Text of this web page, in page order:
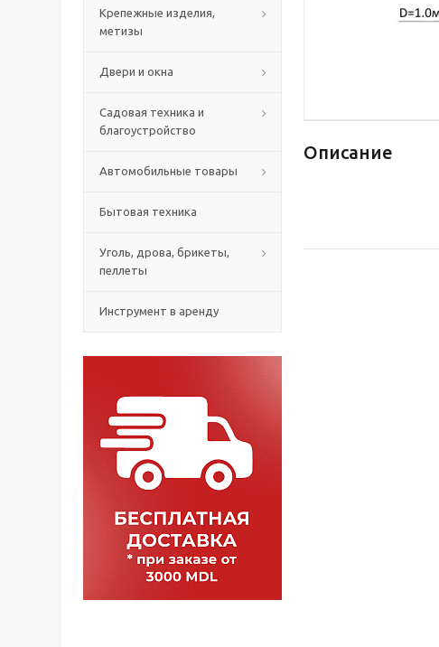
Крепежные изделия,
метизы
Двери и окна
Садовая техника и
благоустройство
Автомобильные товары
Бытовая техника
Уголь, дрова, брикеты,
пеллеты
Инструмент в аренду
Описание